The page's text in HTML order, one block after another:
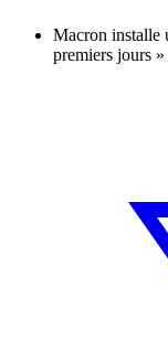
Macron installe
premiers jours »